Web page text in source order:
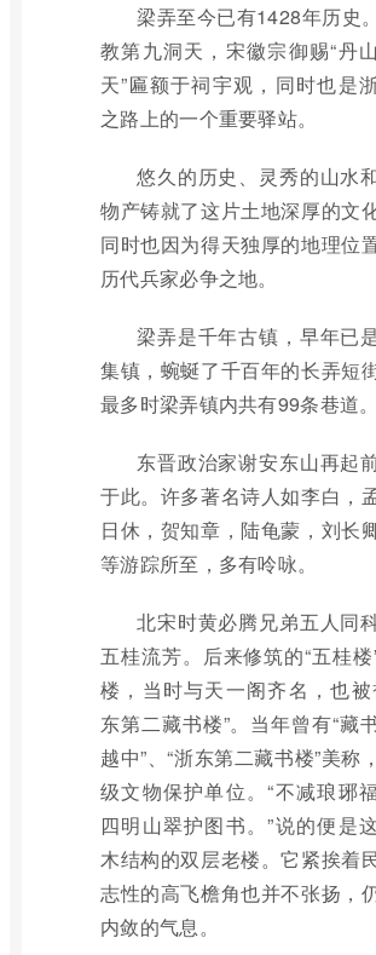
梁弄至今已有1428年历史
教第九洞天，宋徽宗御赐“丹
天”匾额于祠宇观，同时也是
之路上的一个重要驿站。
悠久的历史、灵秀的山水
物产铸就了这片土地深厚的文
同时也因为得天独厚的地理位
历代兵家必争之地。
梁弄是千年古镇，早年已
集镇，蜿蜒了千百年的长弄短
最多时梁弄镇内共有99条巷道。
东晋政治家谢安东山再起
于此。许多著名诗人如李白，
日休，贺知章，陆龟蒙，刘长
等游踪所至，多有呤咏。
北宋时黄必腾兄弟五人同
五桂流芳。后来修筑的“五桂楼
楼，当时与天一阁齐名，也被
东第二藏书楼”。当年曾有“藏
越中”、“浙东第二藏书楼”美称
级文物保护单位。“不减琅琊
四明山翠护图书。”说的便是
木结构的双层老楼。它紧挨着
志性的高飞檐角也并不张扬，
内敛的气息。